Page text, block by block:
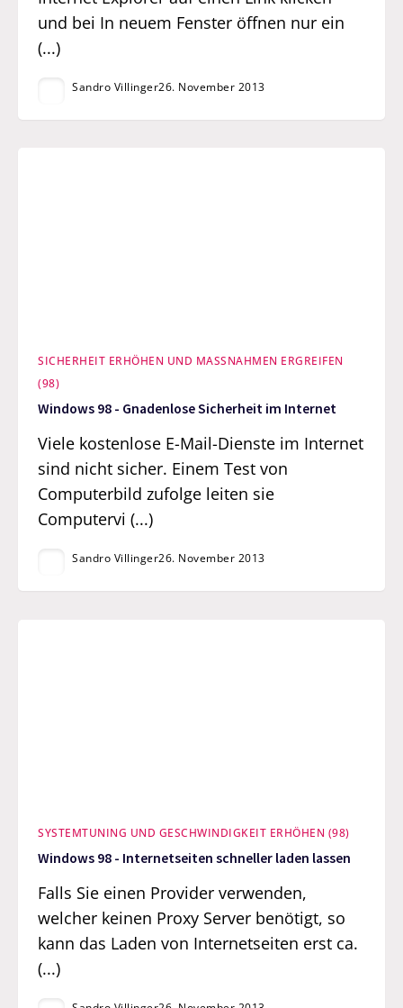
und bei In neuem Fenster öffnen nur ein
(...)
Sandro Villinger26. November 2013
SICHERHEIT ERHÖHEN UND MASSNAHMEN ERGREIFEN (
98)
Windows 98 - Gnadenlose Sicherheit im Internet
Viele kostenlose E-Mail-Dienste im Internet
sind nicht sicher. Einem Test von
Computerbild zufolge leiten sie
Computervi (...)
Sandro Villinger26. November 2013
SYSTEMTUNING UND GESCHWINDIGKEIT ERHÖHEN (98)
Windows 98 - Internetseiten schneller laden lassen
Falls Sie einen Provider verwenden,
welcher keinen Proxy Server benötigt, so
kann das Laden von Internetseiten erst ca.
(...)